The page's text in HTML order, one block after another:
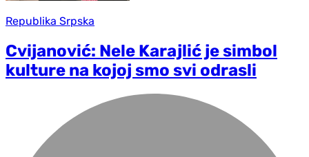
Republika Srpska
Cvijanović: Nele Karajlić je simbol
kulture na kojoj smo svi odrasli